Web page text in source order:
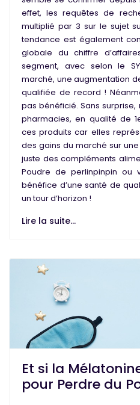
effet, les requêtes de
multiplié par 3 sur le sujet
tendance est également
globale du chiffre
segment, avec selon le
marché, une augmentation
qualifiée de record !
pas bénéficié. Sans
pharmacies, en qualité de
ces produits car elles
des gains du marché sur
juste des compléments
Poudre de perlinpinpin ou
bénéfice d’une santé de
un tour d’horizon !
Lire la suite...
Et si la
pour Perdre du